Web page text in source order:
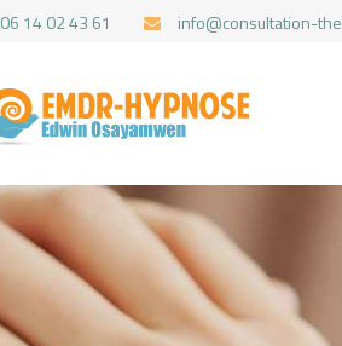
06 14 02 43 61 info@consultation-